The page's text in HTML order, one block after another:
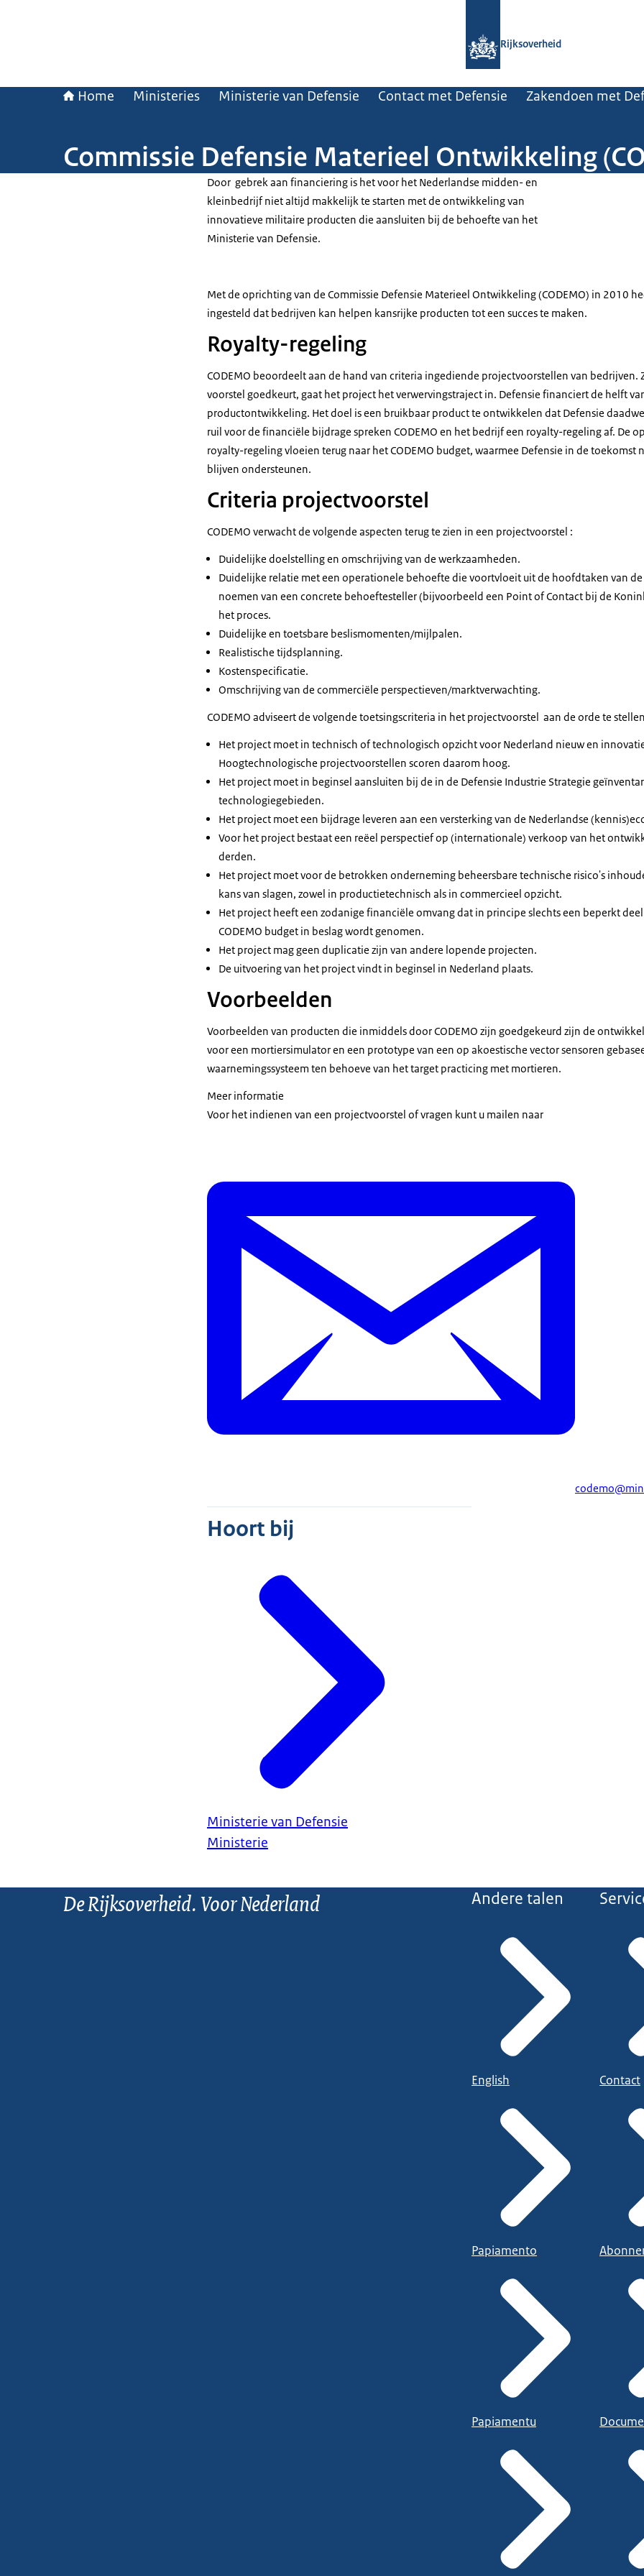
Rijksoverheid
Home Ministeries Ministerie van Defensie Contact met Defensie Zakendoen met
Commissie Defensie Materieel Ontwikkeling
Door gebrek aan financiering is het voor het Nederlandse midden- en
kleinbedrijf niet altijd makkelijk te starten met de ontwikkeling van
innovatieve militaire producten die aansluiten bij de behoefte van het
Ministerie van Defensie.
Met de oprichting van de Commissie Defensie Materieel Ontwikkeling (CODEMO) in 2010
ingesteld dat bedrijven kan helpen kansrijke producten tot een succes te maken.
Royalty-regeling
CODEMO beoordeelt aan de hand van criteria ingediende projectvoorstellen van bedrijven.
voorstel goedkeurt, gaat het project het verwervingstraject in. Defensie financiert de helft
productontwikkeling. Het doel is een bruikbaar product te ontwikkelen dat Defensie
ruil voor de financiële bijdrage spreken CODEMO en het bedrijf een royalty-regeling af. De
royalty-regeling vloeien terug naar het CODEMO budget, waarmee Defensie in de toekomst
blijven ondersteunen.
Criteria projectvoorstel
CODEMO verwacht de volgende aspecten terug te zien in een projectvoorstel :
Duidelijke doelstelling en omschrijving van de werkzaamheden.
Duidelijke relatie met een operationele behoefte die voortvloeit uit de hoofdtaken van
noemen van een concrete behoeftesteller (bijvoorbeeld een Point of Contact bij de
het proces.
Duidelijke en toetsbare beslismomenten/mijlpalen.
Realistische tijdsplanning.
Kostenspecificatie.
Omschrijving van de commerciële perspectieven/marktverwachting.
CODEMO adviseert de volgende toetsingscriteria in het projectvoorstel aan de orde te
Het project moet in technisch of technologisch opzicht voor Nederland nieuw en
Hoogtechnologische projectvoorstellen scoren daarom hoog.
Het project moet in beginsel aansluiten bij de in de Defensie Industrie Strategie
technologiegebieden.
Het project moet een bijdrage leveren aan een versterking van de Nederlandse
Voor het project bestaat een reëel perspectief op (internationale) verkoop van het
derden.
Het project moet voor de betrokken onderneming beheersbare technische risico's
kans van slagen, zowel in productietechnisch als in commercieel opzicht.
Het project heeft een zodanige financiële omvang dat in principe slechts een beperkt
CODEMO budget in beslag wordt genomen.
Het project mag geen duplicatie zijn van andere lopende projecten.
De uitvoering van het project vindt in beginsel in Nederland plaats.
Voorbeelden
Voorbeelden van producten die inmiddels door CODEMO zijn goedgekeurd zijn de
voor een mortiersimulator en een prototype van een op akoestische vector sensoren
waarnemingssysteem ten behoeve van het target practicing met mortieren.
Meer informatie
Voor het indienen van een projectvoorstel of vragen kunt u mailen naar
Hoort bij
Ministerie van Defensie
Ministerie
De Rijksoverheid. Voor Nederland Andere talen
English
Papiamento
Papiamentu
Contact